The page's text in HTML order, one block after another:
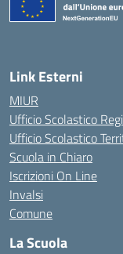
Link Esterni
MIUR
Ufficio Scolastico
Ufficio Scolastico
Scuola in Chiaro
Iscrizioni On Line
Invalsi
Comune
La Scuola